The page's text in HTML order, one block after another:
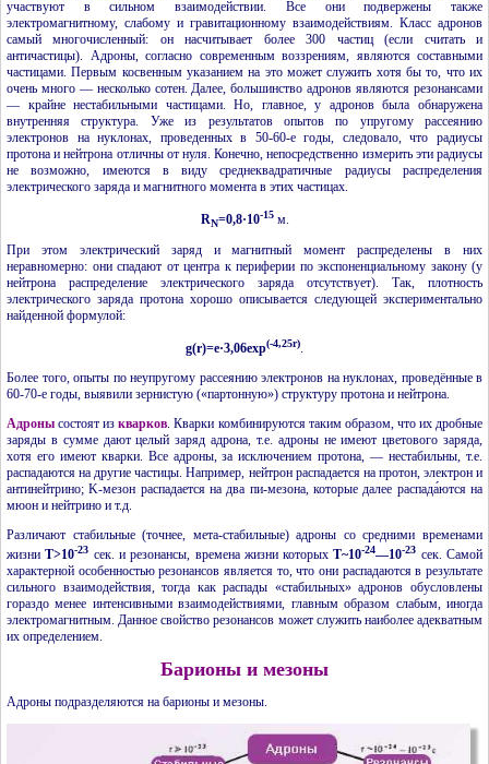
участвуют в сильном взаимодействии. Все они подвержены также
электромагнитному, слабому и гравитационному взаимодействиям. Класс адронов
самый многочисленный: он насчитывает более300 частиц (если считать и
античастицы). Адроны, согласно современным воззрениям, являются составными
частицами. Первым косвенным указанием на это может служить хотя бы то, что их
очень много — несколько сотен. Далее, большинство адронов являются резонансами
— крайне нестабильными частицами. Но, главное, у адронов была обнаружена
внутренняя структура. Уже из результатов опытов по упругому рассеянию
электронов на нуклонах, проведенных в 50-60-егоды, следовало, что радиусы
протона и нейтрона отличны от нуля. Конечно, непосредственно измерить эти радиусы
не возможно, имеются в виду среднеквадратичные радиусы распределения
электрического заряда и магнитного момента в этих частицах.
RN=0,8·10-15м.
При этом электрический заряд и магнитный момент распределены в них
неравномерно: они спадают от центра к периферии по экспоненциальному закону (у
нейтрона распределение электрического заряда отсутствует). Так, плотность
электрического заряда протона хорошо описывается следующей экспериментально
найденной формулой:
g(r)=e·3,06exp(-4,25r).
Более того, опыты по неупругому рассеянию электронов на нуклонах, проведённые в
60-70-е годы, выявили зернистую («партонную») структуру протона и нейтрона.
Адроны состоят изкварков.Кварки комбинируются таким образом, что их дробные
заряды в сумме дают целый заряд адрона, т.е. адроны не имеют цветового заряда,
хотя его имеют кварки. Все адроны, за исключением протона, — нестабильны, т.е.
распадаются на другие частицы. Например, нейтрон распадается на протон, электрон и
антинейтрино; K-мезон распадается на два пи-мезона, которые далее распада́ются на
мюон и нейтрино и т.д.
Различают стабильные (точнее, мета-стабильные) адроны со средними временами
жизниT>10-23 сек. и резонансы, времена жизни которыхT~10-24—10-23 сек. Самой
характерной особенностью резонансов является то, что они распадаются в результате
сильного взаимодействия, тогда как распады «стабильных» адронов обусловлены
гораздо менее интенсивными взаимодействиями, главным образом слабым, иногда
электромагнитным. Данное свойство резонансов может служить наиболее адекватным
их определением.
Барионы и мезоны
Адроны подразделяются на барионы и мезоны.